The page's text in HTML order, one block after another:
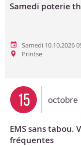
Samedi poterie
Samedi 10.10.2026
Printse
15 octobre
EMS sans tabou.
fréquentes